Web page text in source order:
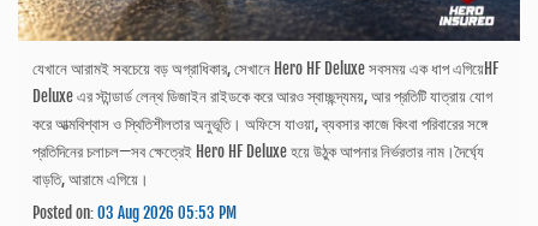
যেখানে আরামই সবচেয়ে বড় অগ্রাধিকার, সেখানে Hero HF Deluxe সবসময় এক ধাপ এগিয়েHF
Deluxe এর স্টান্ডার্ড লেন্থ ডিজাইন রাইডকে করে আরও স্বাচ্ছন্দ্যময়, আর প্রতিটি যাত্রায় যোগ
করে আত্মবিশ্বাস ও স্থিতিশীলতার অনুভূতি। অফিসে যাওয়া, ব্যবসার কাজে কিংবা পরিবারের সঙ্গে
প্রতিদিনের চলাচল—সব ক্ষেত্রেই Hero HF Deluxe হয়ে উঠুক আপনার নির্ভরতার নাম।দৈর্ঘ্যে
বাড়তি, আরামে এগিয়ে।
Posted on:03 Aug 2026 05:53 PM